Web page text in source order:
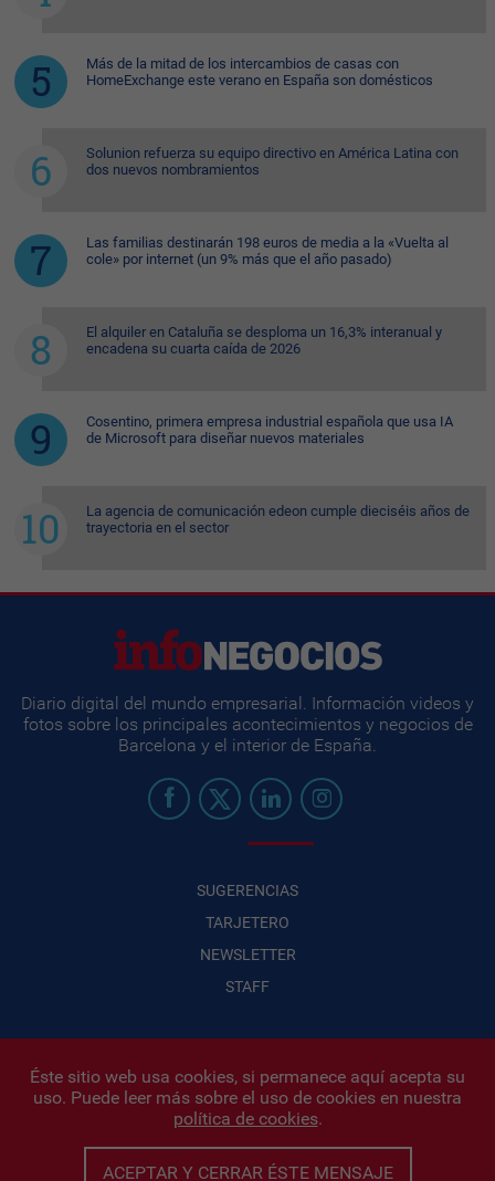
Más de la mitad de los intercambios de casas con
HomeExchange este verano en España son domésticos
Solunion refuerza su equipo directivo en América Latina con
dos nuevos nombramientos
Las familias destinarán 198 euros de media a la «Vuelta al
cole» por internet (un 9% más que el año pasado)
El alquiler en Cataluña se desploma un 16,3% interanual y
encadena su cuarta caída de 2026
Cosentino, primera empresa industrial española que usa IA
de Microsoft para diseñar nuevos materiales
La agencia de comunicación edeon cumple dieciséis años de
trayectoria en el sector
Diario digital del mundo empresarial. Información videos y
fotos sobre los principales acontecimientos y negocios de
Barcelona y el interior de España.
SUGERENCIAS
TARJETERO
NEWSLETTER
STAFF
Infonegocios 2026| INFONEGOCIOS S.A. · CUIT: 30710438486 |
Políticas de Privacidad|Protección de datos personales
Iñigo Biain
Este sitio esta protegido por Google reCAPTCHA y con Políticas de
Éste sitio web usa cookies, si permanece aquí acepta su
uso. Puede leer más sobre el uso de cookies en nuestra
política de cookies.
ACEPTAR Y CERRAR ÉSTE MENSAJE